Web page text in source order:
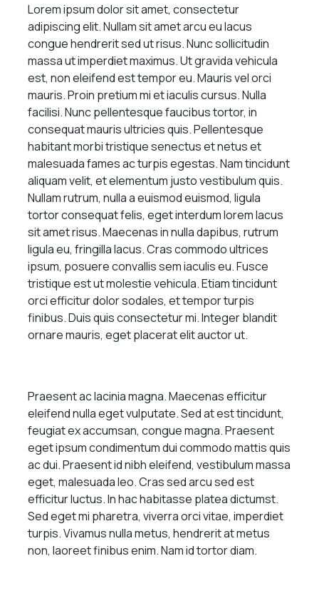
Lorem ipsum dolor sit amet, consectetur
adipiscing elit. Nullam sit amet arcu eu lacus
congue hendrerit sed ut risus. Nunc sollicitudin
massa ut imperdiet maximus. Ut gravida vehicula
est, non eleifend est tempor eu. Mauris vel orci
mauris. Proin pretium mi et iaculis cursus. Nulla
facilisi. Nunc pellentesque faucibus tortor, in
consequat mauris ultricies quis. Pellentesque
habitant morbi tristique senectus et netus et
malesuada fames ac turpis egestas. Nam tincidunt
aliquam velit, et elementum justo vestibulum quis.
Nullam rutrum, nulla a euismod euismod, ligula
tortor consequat felis, eget interdum lorem lacus
sit amet risus. Maecenas in nulla dapibus, rutrum
ligula eu, fringilla lacus. Cras commodo ultrices
ipsum, posuere convallis sem iaculis eu. Fusce
tristique est ut molestie vehicula. Etiam tincidunt
orci efficitur dolor sodales, et tempor turpis
finibus. Duis quis consectetur mi. Integer blandit
ornare mauris, eget placerat elit auctor ut.
Praesent ac lacinia magna. Maecenas efficitur
eleifend nulla eget vulputate. Sed at est tincidunt,
feugiat ex accumsan, congue magna. Praesent
eget ipsum condimentum dui commodo mattis quis
ac dui. Praesent id nibh eleifend, vestibulum massa
eget, malesuada leo. Cras sed arcu sed est
efficitur luctus. In hac habitasse platea dictumst.
Sed eget mi pharetra, viverra orci vitae, imperdiet
turpis. Vivamus nulla metus, hendrerit at metus
non, laoreet finibus enim. Nam id tortor diam.